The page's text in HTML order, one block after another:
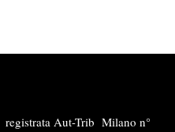
registrata Aut-Trib Milano n°